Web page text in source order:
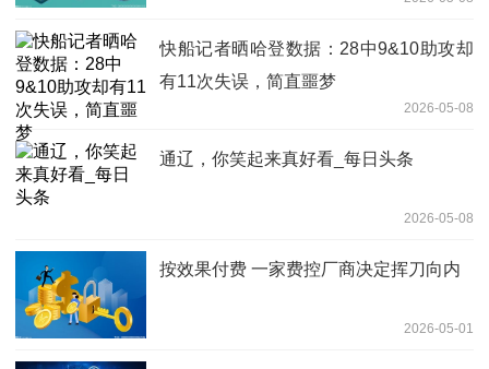
快船记者晒哈登数据：28中9&10助攻却
有11次失误，简直噩梦
2026-05-08
通辽，你笑起来真好看_每日头条
2026-05-08
按效果付费 一家费控厂商决定挥刀向内
2026-05-01